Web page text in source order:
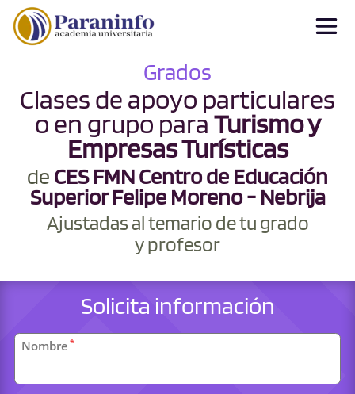
Grados
Clases de apoyo particulares
o en grupo para Turismo y
Empresas Turísticas
de CES FMN Centro de Educación
Superior Felipe Moreno - Nebrija
Ajustadas al temario de tu grado
y profesor
Solicita información
Datos
personales
Nombre *